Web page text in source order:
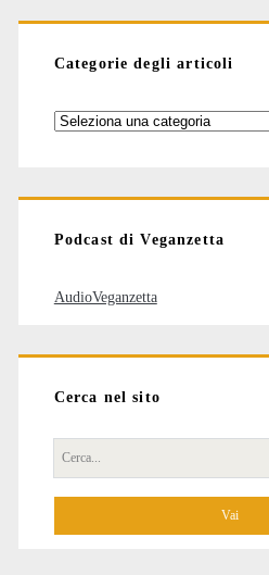
Categorie degli articoli
Categorie
Podcast di Veganzetta
AudioVeganzetta
Cerca nel sito
Cerca
per: